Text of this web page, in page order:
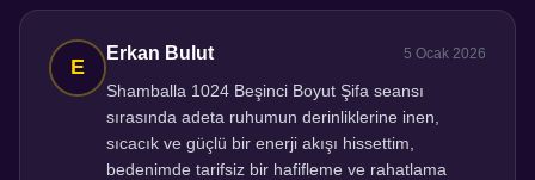
Erkan Bulut 5 Ocak 2026
Shamballa 1024 Beşinci Boyut Şifa seansı
sırasında adeta ruhumun derinliklerine inen,
sıcacık ve güçlü bir enerji akışı hissettim,
bedenimde tarifsiz bir hafifleme ve rahatlama